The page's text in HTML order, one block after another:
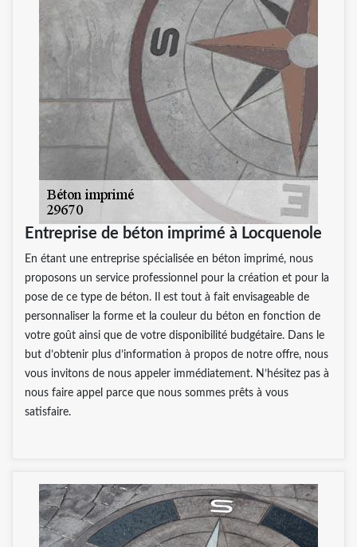
Entreprise de béton imprimé à Locquenole
En étant une entreprise spécialisée en béton imprimé, nous
proposons un service professionnel pour la création et pour la
pose de ce type de béton. Il est tout à fait envisageable de
personnaliser la forme et la couleur du béton en fonction de
votre goût ainsi que de votre disponibilité budgétaire. Dans le
but d’obtenir plus d’information à propos de notre offre, nous
vous invitons de nous appeler immédiatement. N’hésitez pas à
nous faire appel parce que nous sommes prêts à vous
satisfaire.